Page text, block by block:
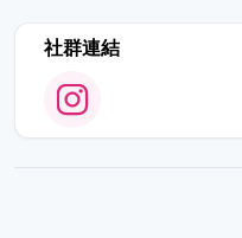
社群連結